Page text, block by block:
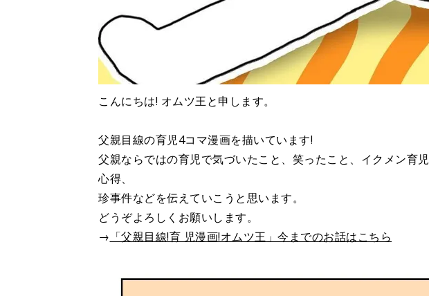
こんにちは! オムツ王と申します。
父親目線の育児4コマ漫画を描いています!
父親ならではの育児で気づいたこと、笑ったこと、イクメン育児
心得、
珍事件などを伝えていこうと思います。
どうぞよろしくお願いします。
→ 「父親目線!育 児漫画!オムツ王」今までのお話はこちら